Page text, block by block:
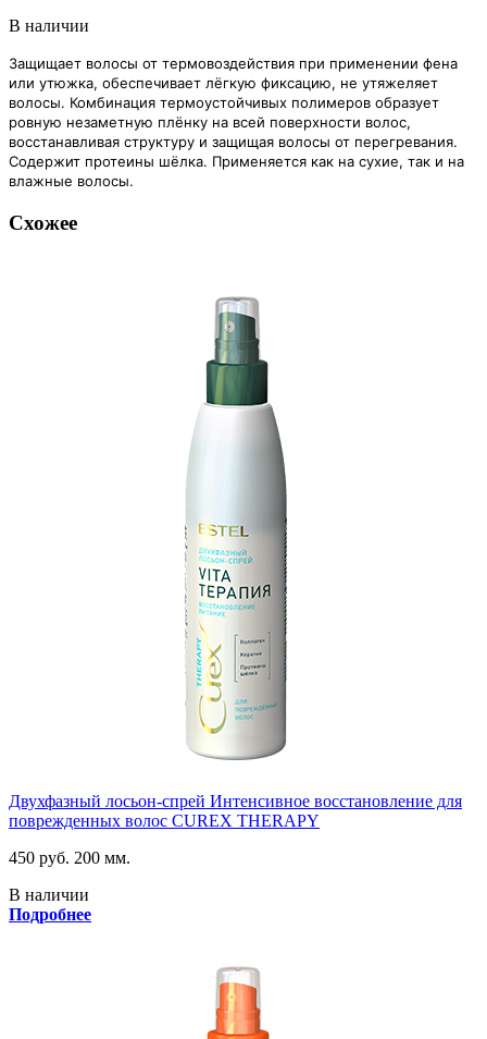
В наличии
Защищает волосы от термовоздействия при применении фена
или утюжка, обеспечивает лёгкую фиксацию, не утяжеляет
волосы. Комбинация термоустойчивых полимеров образует
ровную незаметную плёнку на всей поверхности волос,
восстанавливая структуру и защищая волосы от перегревания.
Содержит протеины шёлка. Применяется как на сухие, так и на
влажные волосы.
Схожее
Двухфазный лосьон-спрей Интенсивное восстановление для
поврежденных волос CUREX THERAPY
450 руб. 200 мм.
В наличии
Подробнее